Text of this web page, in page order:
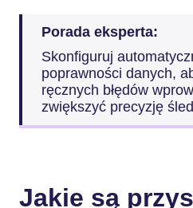
Porada eksperta:
Skonfiguruj
poprawności danych,
ręcznych błędów
zwiększyć precyzję
Jakie są